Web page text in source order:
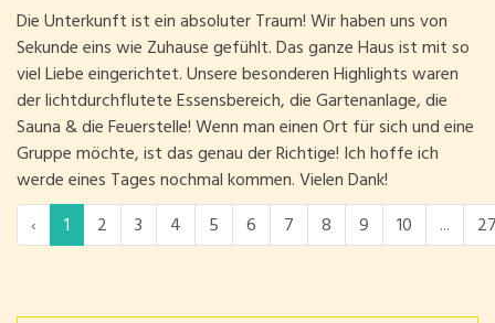
Die Unterkunft ist ein absoluter Traum! Wir haben uns von
Sekunde eins wie Zuhause gefühlt. Das ganze Haus ist mit so
viel Liebe eingerichtet. Unsere besonderen Highlights waren
der lichtdurchflutete Essensbereich, die Gartenanlage, die
Sauna & die Feuerstelle! Wenn man einen Ort für sich und eine
Gruppe möchte, ist das genau der Richtige! Ich hoffe ich
werde eines Tages nochmal kommen. Vielen Dank!
‹
1 2 3 4 5 6 7 8 9 10 ...